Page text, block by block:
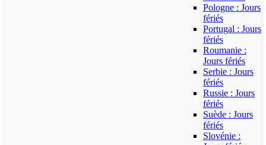
Pologne : Jours
fériés
Portugal : Jours
fériés
Roumanie :
Jours fériés
Serbie : Jours
fériés
Russie : Jours
fériés
Suède : Jours
fériés
Slovénie :